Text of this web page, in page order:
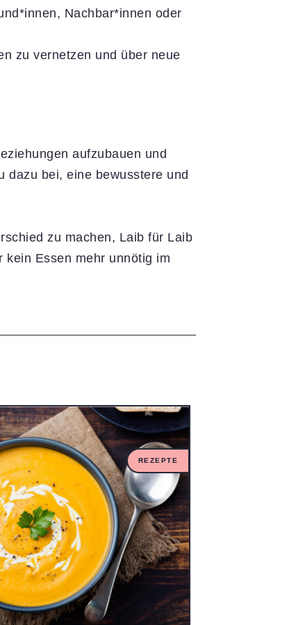
Nachbar*innen oder
zu vernetzen und über neue
aufzubauen und
dazu bei, eine bewusstere und
zu machen, Laib für Laib
kein Essen mehr unnötig im
REZEPTE